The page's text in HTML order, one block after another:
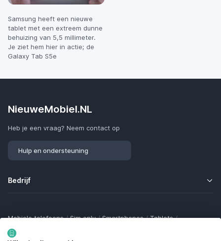
Samsung heeft een nieuwe
tablet met een extreem dunne
behuizing van 5,5 millimeter.
Je ziet hem hier in actie; de
Galaxy Tab S5e
NieuweMobiel.NL
Heb je een vraag? Neem contact op
Hulp en ondersteuning
Bedrijf
Mobiele telefoons / Sim only / Smartphones / Tablets /
Smartwatches
Bluetooth trackers / Opladers